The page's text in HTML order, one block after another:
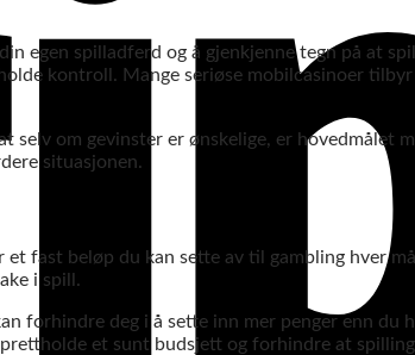
egen spilladferd og å gjenkjenne tegn på at
kontroll. Mange seriøse mobilcasinoer
om gevinster er ønskelige, er hovedmålet
situasjonen.
fast beløp du kan sette av til gambling hver
i spill.
forhindre deg i å sette inn mer penger enn du
et sunt budsjett og forhindre at